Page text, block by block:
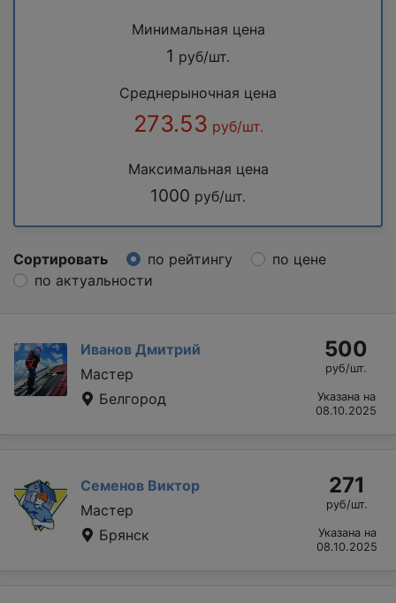
Минимальная цена
1 руб/шт.
Среднерыночная цена
273.53 руб/шт.
Максимальная цена
1000 руб/шт.
Сортировать по рейтингу
по цене
по актуальности
Иванов Дмитрий
Мастер
Белгород
500
руб/шт.
Указана на
08.10.2025
Семенов Виктор
Мастер
Брянск
271
руб/шт.
Указана на
08.10.2025